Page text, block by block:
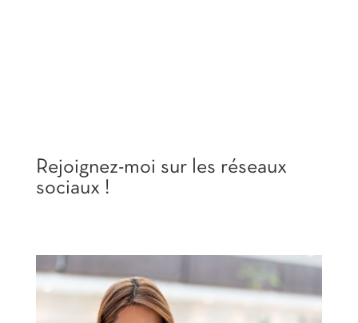
Rejoignez-moi sur les réseaux
sociaux !